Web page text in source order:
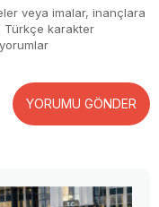
veya imalar, inançlara
Türkçe karakter
YORUMU GÖNDER